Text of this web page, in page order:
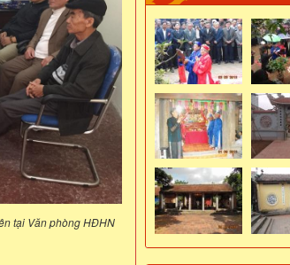
tại Văn phòng HĐHN